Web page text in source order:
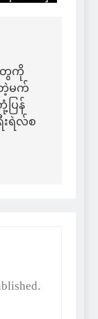
ေကို
တဲ့မက်
ပြန်
ရဲလ်စ